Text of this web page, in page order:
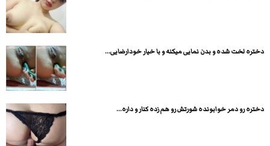
دختره لخت شده و بدن نمایی میکنه و با خیار خودارضایی...
دختره رو دمر خوابونده شورتش رو هم زده کنار و داره...